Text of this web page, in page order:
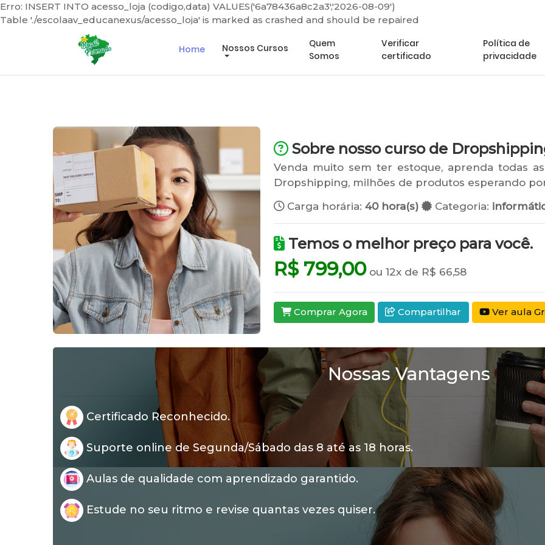
Erro: INSERT INTO acesso_loja (codigo,data) VALUES('6a78436a8c2a3','2026-08-09')
Table './escolaav_educanexus/acesso_loja' is marked as crashed and should be repaired
Mais de 60 Cursos para você escolher!
Home Nossos Cursos
Quem
Somos
Verificar
certificado
Política de
privacidade
Sobre nosso curso de
Venda muito sem ter estoque, aprenda todas
Dropshipping, milhões de produtos esperando
Carga horária: 40 hora(s) Categoria:
Temos o melhor preço para você.
R$ 799,00 ou 12x de R$ 66,58
Comprar Agora Compartilhar Ver aula
Nossas Vantagens
Certificado Reconhecido.
Suporte online de Segunda/Sábado das 8 até as 18 horas.
Aulas de qualidade com aprendizado garantido.
Estude no seu ritmo e revise quantas vezes quiser.